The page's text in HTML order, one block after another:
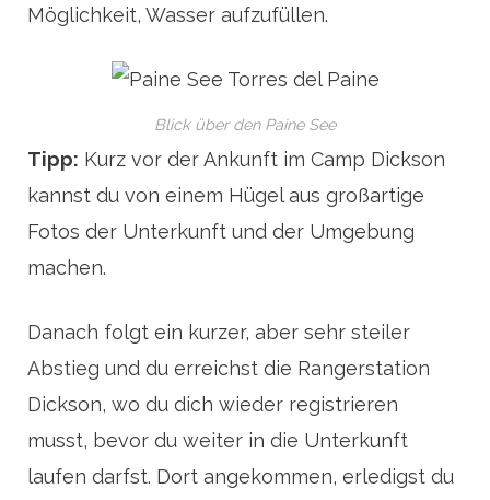
Möglichkeit, Wasser aufzufüllen.
Blick über den Paine See
Tipp: Kurz vor der Ankunft im Camp Dickson
kannst du von einem Hügel aus großartige
Fotos der Unterkunft und der Umgebung
machen.
Danach folgt ein kurzer, aber sehr steiler
Abstieg und du erreichst die Rangerstation
Dickson, wo du dich wieder registrieren
musst, bevor du weiter in die Unterkunft
laufen darfst. Dort angekommen, erledigst du